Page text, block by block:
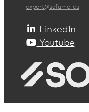
export@sofamel.es
LinkedIn
Youtube